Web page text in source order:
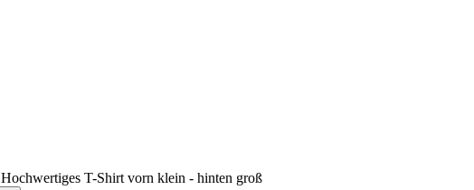
Hochwertiges T-Shirt vorn klein - hinten groß